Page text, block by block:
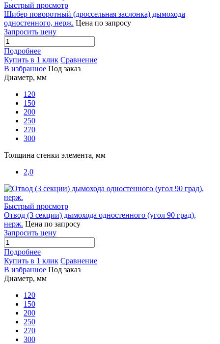
Быстрый просмотр
Шибер поворотный (дроссельная заслонка) дымохода
одностенного, нерж. Цена по запросу
Запросить цену
Подробнее
Купить в 1 клик Сравнение
В избранное Под заказ
Диаметр, мм
120
150
200
250
270
300
Толщина стенки элемента, мм
2,0
Быстрый просмотр
Отвод (3 секции) дымохода одностенного (угол 90 град),
нерж. Цена по запросу
Запросить цену
Подробнее
Купить в 1 клик Сравнение
В избранное Под заказ
Диаметр, мм
120
150
200
250
270
300